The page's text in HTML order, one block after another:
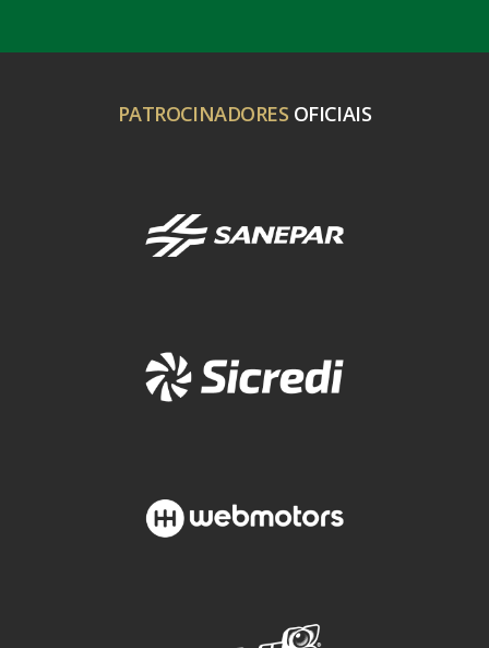
PATROCINADORES OFICIAIS